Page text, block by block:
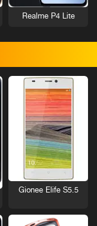
Realme P4 Lite
Gionee Elife S5.5